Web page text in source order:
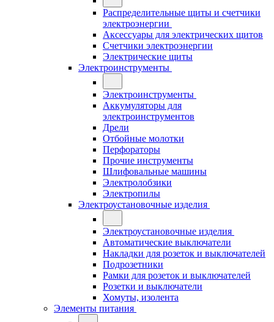
Распределительные щиты и счетчики
электроэнергии
Аксессуары для электрических щитов
Счетчики электроэнергии
Электрические щиты
Электроинструменты
Электроинструменты
Аккумуляторы для
электроинструментов
Дрели
Отбойные молотки
Перфораторы
Прочие инструменты
Шлифовальные машины
Электролобзики
Электропилы
Электроустановочные изделия
Электроустановочные изделия
Автоматические выключатели
Накладки для розеток и выключателей
Подрозетники
Рамки для розеток и выключателей
Розетки и выключатели
Хомуты, изолента
Элементы питания